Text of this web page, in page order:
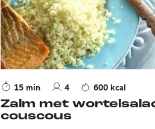
15 min 4 600 kcal
Zalm met
couscous